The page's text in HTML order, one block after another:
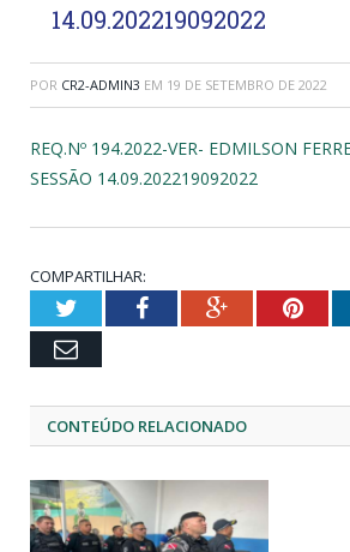
14.09.202219092022
POR CR2-ADMIN3 EM 19 DE SETEMBRO DE 2022
REQ.Nº 194.2022-VER- EDMILSON
SESSÃO 14.09.202219092022
COMPARTILHAR:
TwitterFacebookGoogle+
Email
CONTEÚDO RELACIONADO